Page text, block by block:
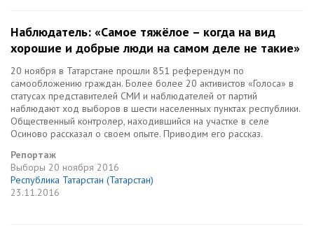
Наблюдатель: «Самое тяжёлое – когда на вид
хорошие и добрые люди на самом деле не такие»
20 ноября в Татарстане прошли 851 референдум по
самообложению граждан. Более более 20 активистов «Голоса» в
статусах представителей СМИ и наблюдателей от партий
наблюдают ход выборов в шести населенных пунктах республики.
Общественный контролер, находившийся на участке в селе
Осиново рассказал о своем опыте. Приводим его рассказ.
Репортаж
Выборы 20 ноября 2016
Республика Татарстан (Татарстан)
23.11.2016